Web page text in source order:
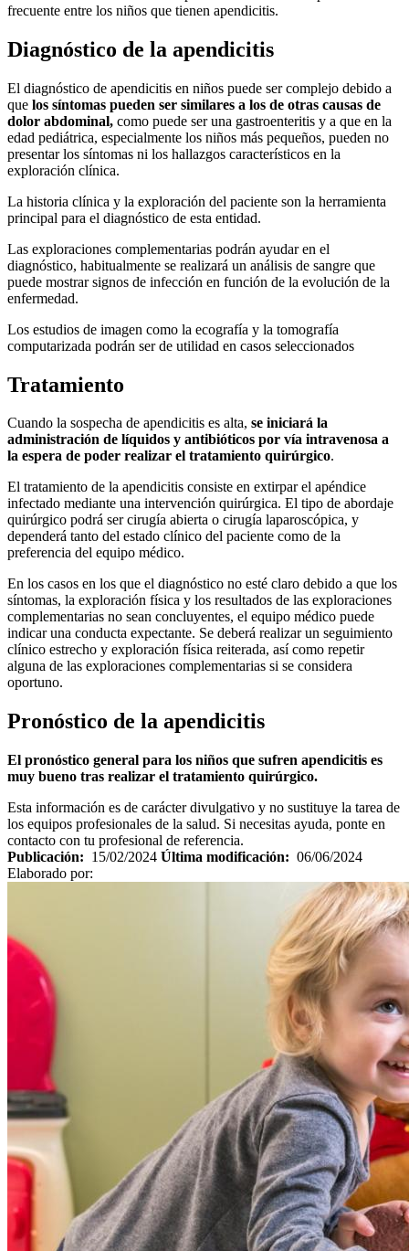
frecuente entre los niños que tienen apendicitis.
Diagnóstico de la apendicitis
El diagnóstico de apendicitis en niños puede ser complejo debido a
que los síntomas pueden ser similares a los de otras causas de
dolor abdominal, como puede ser una gastroenteritis y a que en la
edad pediátrica, especialmente los niños más pequeños, pueden no
presentar los síntomas ni los hallazgos característicos en la
exploración clínica.
La historia clínica y la exploración del paciente son la herramienta
principal para el diagnóstico de esta entidad.
Las exploraciones complementarias podrán ayudar en el
diagnóstico, habitualmente se realizará un análisis de sangre que
puede mostrar signos de infección en función de la evolución de la
enfermedad.
Los estudios de imagen como la ecografía y la tomografía
computarizada podrán ser de utilidad en casos seleccionados
Tratamiento
Cuando la sospecha de apendicitis es alta, se iniciará la
administración de líquidos y antibióticos por vía intravenosa a
la espera de poder realizar el tratamiento quirúrgico.
El tratamiento de la apendicitis consiste en extirpar el apéndice
infectado mediante una intervención quirúrgica. El tipo de abordaje
quirúrgico podrá ser cirugía abierta o cirugía laparoscópica, y
dependerá tanto del estado clínico del paciente como de la
preferencia del equipo médico.
En los casos en los que el diagnóstico no esté claro debido a que los
síntomas, la exploración física y los resultados de las exploraciones
complementarias no sean concluyentes, el equipo médico puede
indicar una conducta expectante. Se deberá realizar un seguimiento
clínico estrecho y exploración física reiterada, así como repetir
alguna de las exploraciones complementarias si se considera
oportuno.
Pronóstico de la apendicitis
El pronóstico general para los niños que sufren apendicitis es
muy bueno tras realizar el tratamiento quirúrgico.
Esta información es de carácter divulgativo y no sustituye la tarea de
los equipos profesionales de la salud. Si necesitas ayuda, ponte en
contacto con tu profesional de referencia.
Publicación: 15/02/2024 Última modificación: 06/06/2024
Elaborado por: